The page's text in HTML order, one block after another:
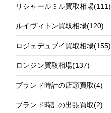
リシャールミル買取相場(111)
ルイヴィトン買取相場(120)
ロジェデュブイ買取相場(155)
ロンジン買取相場(137)
ブランド時計の店頭買取(4)
ブランド時計の出張買取(2)